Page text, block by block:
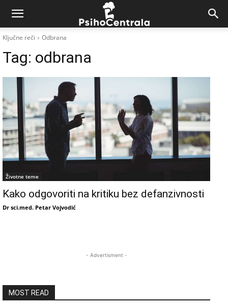
Ključne reči Odbrana
Tag: odbrana
Životne teme
Kako odgovoriti na kritiku bez defanzivnosti
Dr sci.med. Petar Vojvodić
- Advertisment -
MOST READ